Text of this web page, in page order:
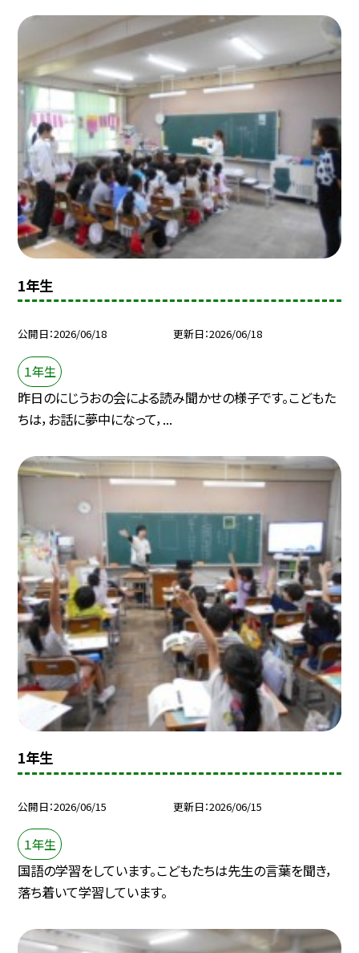
1年生
公開日 2026/06/18 更新日 2026/06/18
１年生
昨日のにじうおの会による読み聞かせの様子です。こどもた
ちは，お話に夢中になって，...
1年生
公開日 2026/06/15 更新日 2026/06/15
１年生
国語の学習をしています。こどもたちは先生の言葉を聞き，
落ち着いて学習しています。